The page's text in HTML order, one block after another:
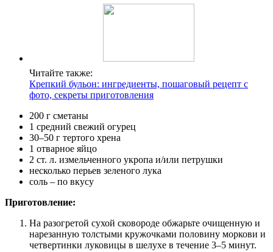
Читайте также:
Крепкий бульон: ингредиенты, пошаговый рецепт с
фото, секреты приготовления
200 г сметаны
1 средний свежий огурец
30–50 г тертого хрена
1 отварное яйцо
2 ст. л. измельченного укропа и/или петрушки
несколько перьев зеленого лука
соль – по вкусу
Приготовление:
На разогретой сухой сковороде обжарьте очищенную и
нарезанную толстыми кружочками половину моркови и
четвертинки луковицы в шелухе в течение 3–5 минут.